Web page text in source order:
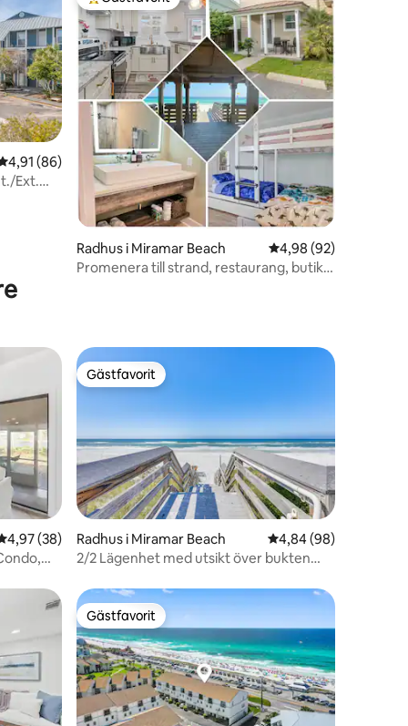
av 5 i genomsnittligt betyg, 86 omdömen
4,91 (86)
Ext.
Populär gästfavorit
Radhus i Miramar Beach 4,98 av 5 i
4,98 (92)
Promenera till strand, restaurang, butik,
av 5 i genomsnittligt betyg, 38 omdömen
4,97 (38)
Gästfavorit
Gästfavorit
Radhus i Miramar Beach 4,84 av 5 i
4,84 (98)
2/2 Lägenhet med utsikt över bukten
stranden.
Gästfavorit
Gästfavorit